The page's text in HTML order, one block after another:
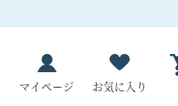
マイページ お気に入り